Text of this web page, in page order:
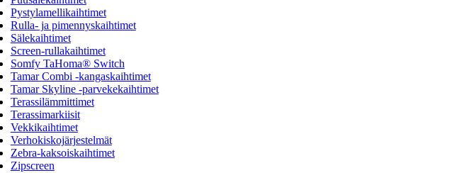
Pystylamellikaihtimet
Rulla- ja pimennyskaihtimet
Sälekaihtimet
Screen-rullakaihtimet
Somfy TaHoma® Switch
Tamar Combi -kangaskaihtimet
Tamar Skyline -parvekekaihtimet
Terassilämmittimet
Terassimarkiisit
Vekkikaihtimet
Verhokiskojärjestelmät
Zebra-kaksoiskaihtimet
Zipscreen